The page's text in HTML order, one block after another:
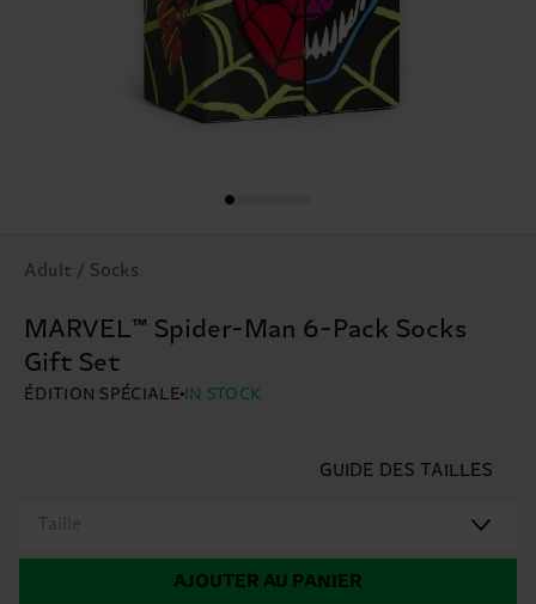
Adult / Socks
MARVEL™ Spider-Man 6-Pack Socks
Gift Set
ÉDITION SPÉCIALE IN STOCK
GUIDE DES TAILLES
Taille
AJOUTER AU PANIER